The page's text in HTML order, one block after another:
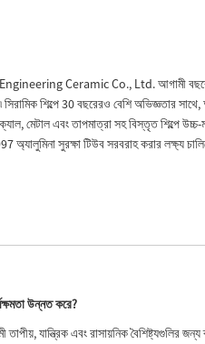
Ceramic Co., Ltd. আগামী বছরে
শিল্পে 30 বছরেরও বেশি অভিজ্ঞতার
মেটাল এবং তাপমাত্রা সহ বিস্তৃত শিল্পে উচ্চ-
অ্যালুমিনা সুরক্ষা টিউব সরবরাহ করার লক্ষ্য
উন্নত করে?
তাপীয়, যান্ত্রিক এবং রাসায়নিক বৈশিষ্ট্যগুলির